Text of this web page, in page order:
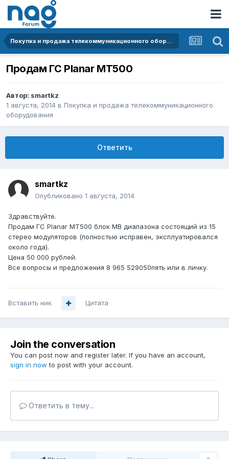
Покупка и продажа телекоммуникационного оборудования
Продам ГС Planar MT500
Автор: smartkz
1 августа, 2014 в Покупка и продажа телекоммуникационного
оборудования
Ответить
smartkz
Опубликовано 1 августа, 2014
Здравствуйте.
Продам ГС Planar MT500 блок МВ диапазона состоящий из 15
стерео модуляторов (полностью исправен, эксплуатировался
около года).
Цена 50 000 рублей.
Все вопросы и предложения 8 965 529050пять или в личку.
Вставить ник Цитата
Join the conversation
You can post now and register later. If you have an account,
sign in now to post with your account.
Ответить в тему...